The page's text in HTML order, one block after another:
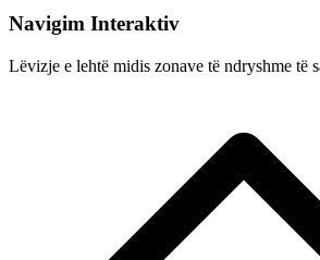
Navigim Interaktiv
Lëvizje e lehtë midis zonave të ndryshme të